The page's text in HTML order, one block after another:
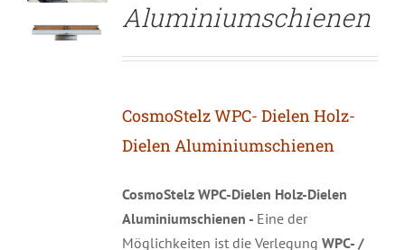
Aluminiumschienen
CosmoStelz WPC- Dielen Holz-
Dielen Aluminiumschienen
CosmoStelz WPC-Dielen Holz-Dielen
Aluminiumschienen - Eine der
Möglichkeiten ist die Verlegung WPC- /